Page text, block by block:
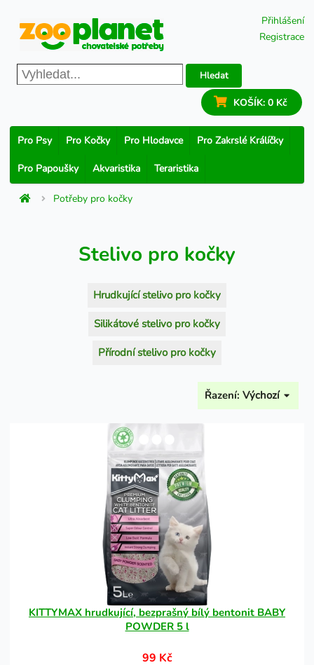
Přihlášení
Registrace
Hledat
KOŠÍK: 0 Kč
Pro Psy Pro Kočky Pro Hlodavce Pro Zakrslé Králíčky
Pro Papoušky Akvaristika Teraristika
Potřeby pro kočky
Stelivo pro kočky
Hrudkující stelivo pro kočky
Silikátové stelivo pro kočky
Přírodní stelivo pro kočky
Řazení: Výchozí
KITTYMAX hrudkující, bezprašný bílý bentonit BABY
POWDER 5 l
99 Kč